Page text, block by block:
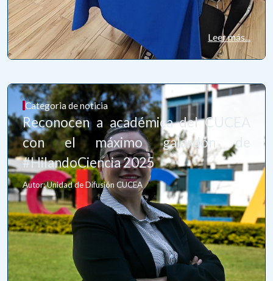
Leer más...
Categoria de noticia
Reconocen a académica del CUCEA
con el máximo galardón de
#HilandoCiencia 2025
Autor: Unidad de Difusión CUCEA